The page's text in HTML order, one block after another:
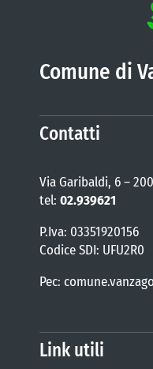
Comune di
Contatti
Via Garibaldi, 6 –
tel: 02.939621
P.Iva: 03351920156
Codice SDI: UFU2R0
Pec:
Link utili